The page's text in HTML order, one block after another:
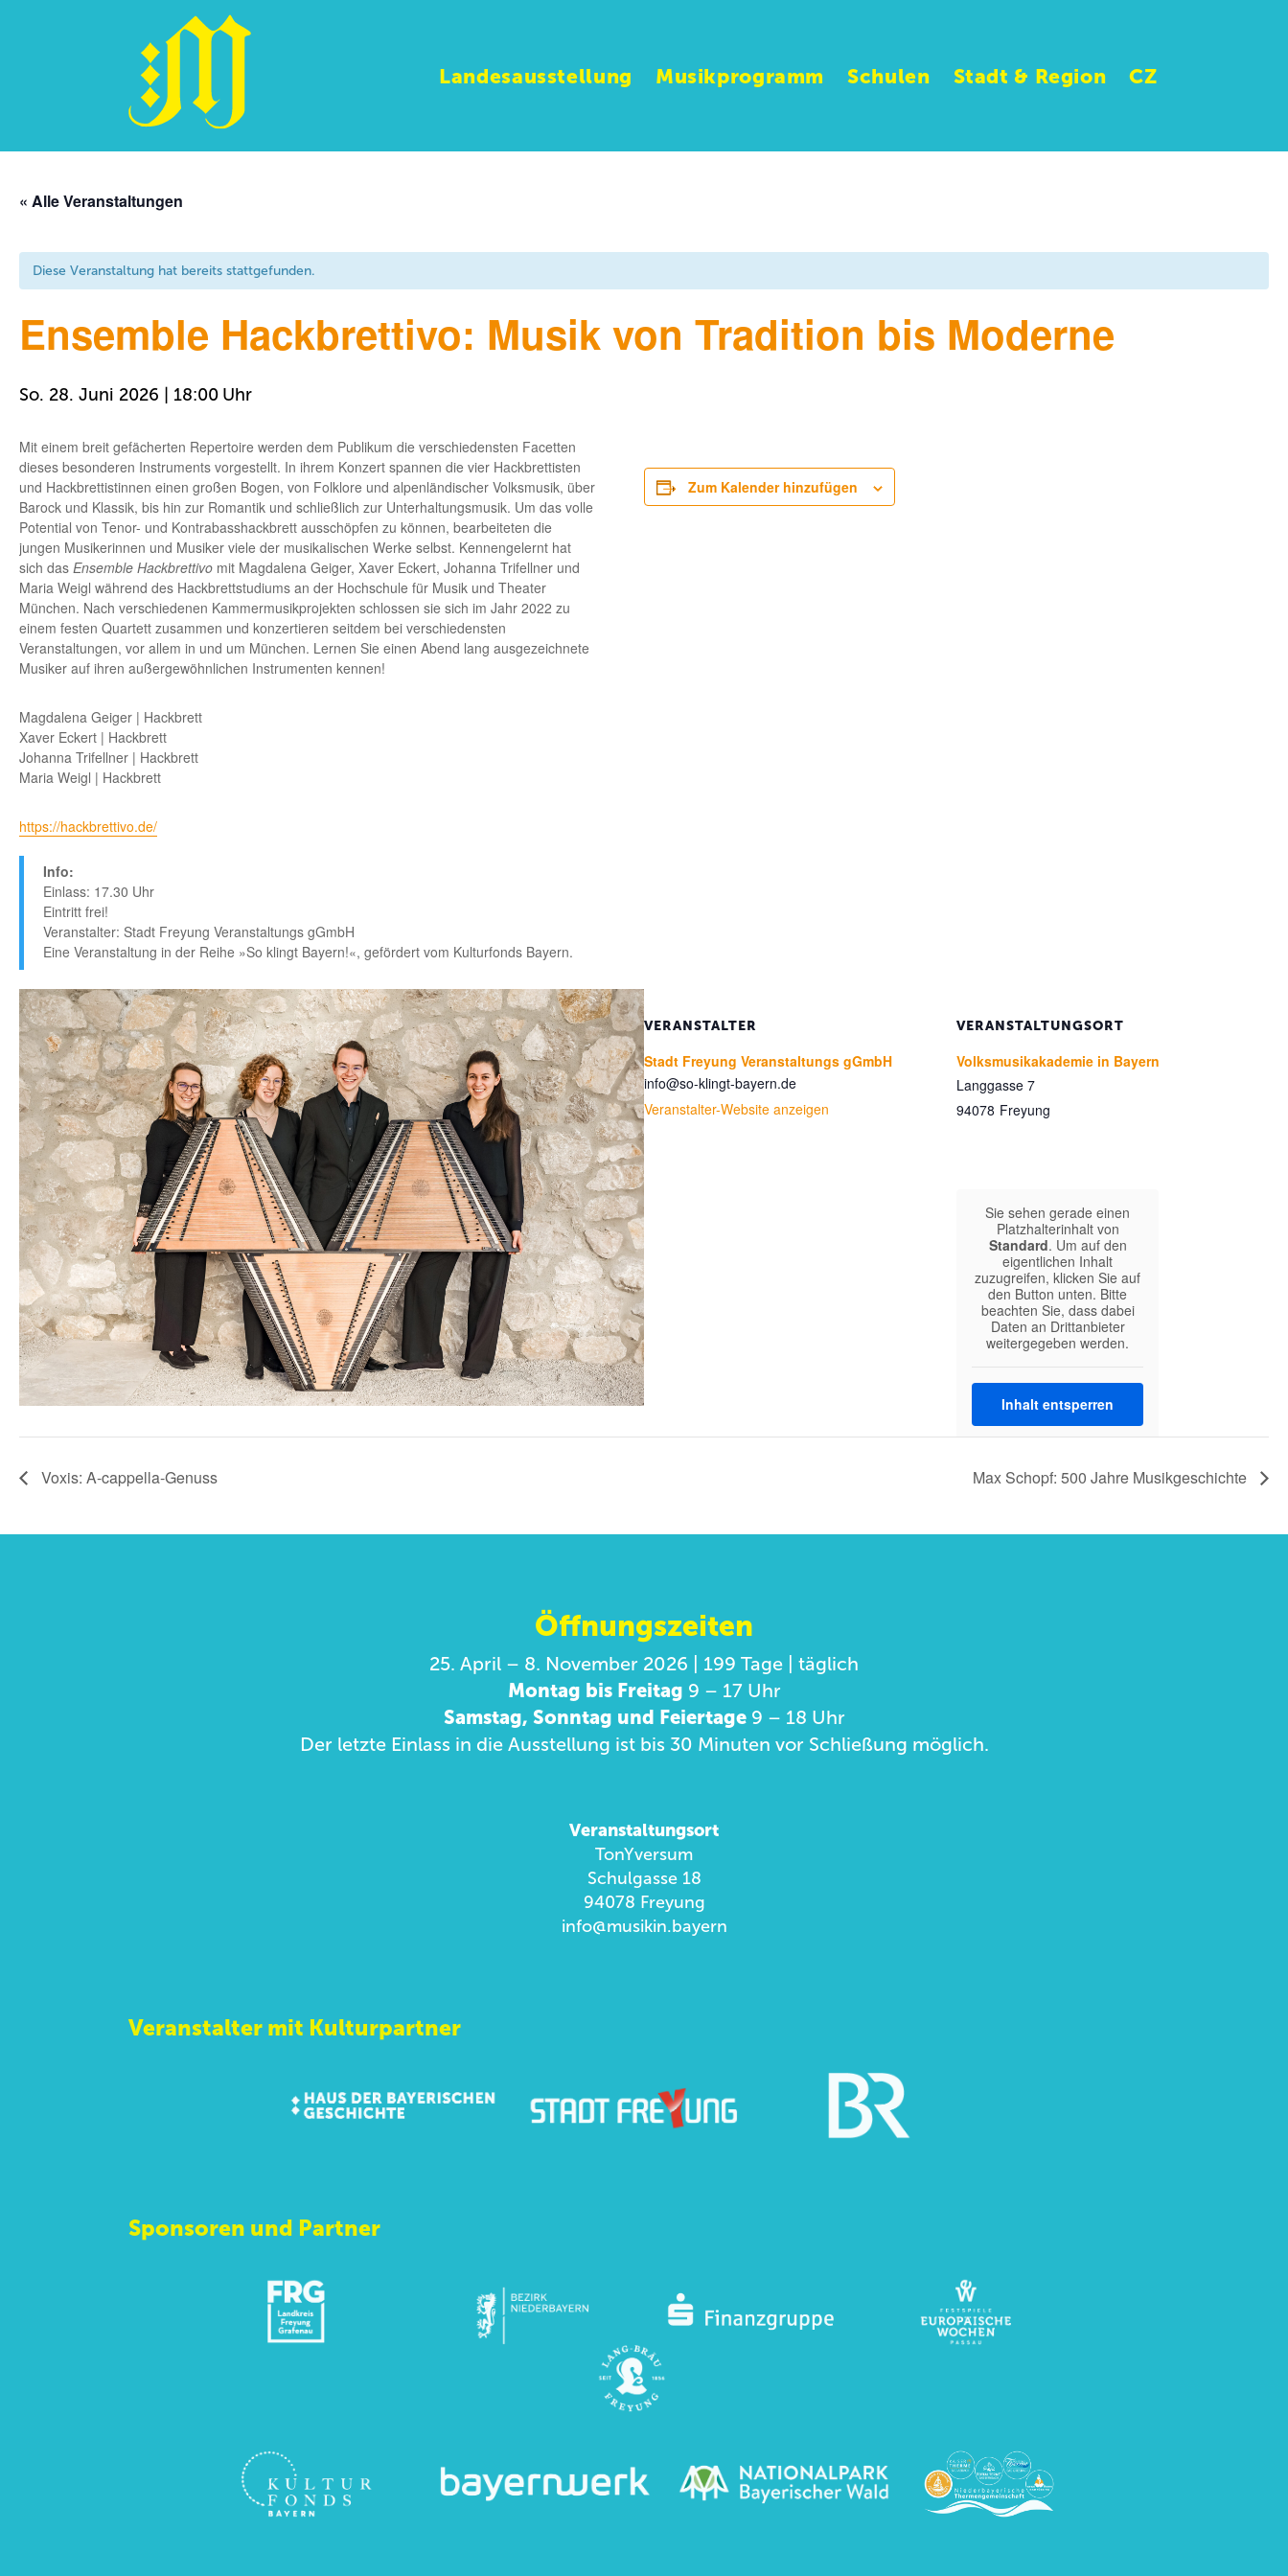
springen
Landesausstellung Musikprogramm Schulen Stadt & Region CZ
« Alle Veranstaltungen
Diese Veranstaltung hat bereits stattgefunden.
Ensemble Hackbrettivo: Musik von Tradition bis Moderne
So. 28. Juni 2026 | 18:00
Mit einem breit gefächerten Repertoire werden dem Publikum die verschiedensten Facetten
dieses besonderen Instruments vorgestellt. In ihrem Konzert spannen die vier Hackbrettisten
und Hackbrettistinnen einen großen Bogen, von Folklore und alpenländischer Volksmusik, über
Barock und Klassik, bis hin zur Romantik und schließlich zur Unterhaltungsmusik. Um das volle
Potential von Tenor- und Kontrabasshackbrett ausschöpfen zu können, bearbeiteten die
jungen Musikerinnen und Musiker viele der musikalischen Werke selbst. Kennengelernt hat
sich das Ensemble Hackbrettivo mit Magdalena Geiger, Xaver Eckert, Johanna Trifellner und
Maria Weigl während des Hackbrettstudiums an der Hochschule für Musik und Theater
München. Nach verschiedenen Kammermusikprojekten schlossen sie sich im Jahr 2022 zu
einem festen Quartett zusammen und konzertieren seitdem bei verschiedensten
Veranstaltungen, vor allem in und um München. Lernen Sie einen Abend lang ausgezeichnete
Musiker auf ihren außergewöhnlichen Instrumenten kennen!
Magdalena Geiger | Hackbrett
Xaver Eckert | Hackbrett
Johanna Trifellner | Hackbrett
Maria Weigl | Hackbrett
https://hackbrettivo.de/
Info:
Einlass: 17.30 Uhr
Eintritt frei!
Veranstalter: Stadt Freyung Veranstaltungs gGmbH
Eine Veranstaltung in der Reihe »So klingt Bayern!«, gefördert vom Kulturfonds Bayern.
Zum Kalender hinzufügen
VERANSTALTER
Stadt Freyung Veranstaltungs gGmbH
info@so-klingt-bayern.de
Veranstalter-Website anzeigen
VERANSTALTUNGSORT
Volksmusikakademie in Bayern
Langgasse 7
Freyung
94078
Sie sehen gerade einen
Platzhalterinhalt von
Standard. Um auf den
eigentlichen Inhalt
zuzugreifen, klicken Sie auf
den Button unten. Bitte
beachten Sie, dass dabei
Daten an Drittanbieter
weitergegeben werden.
Inhalt entsperren
Voxis: A-cappella-Genuss Max Schopf: 500 Jahre Musikgeschichte
Öffnungszeiten
25. April – 8. November 2026 | 199 Tage | täglich
Montag bis Freitag 9 – 17 Uhr
Samstag, Sonntag und Feiertage9 – 18 Uhr
Der letzte Einlass in die Ausstellung ist bis 30 Minuten vor Schließung möglich.
Veranstaltungsort
TonYversum
Schulgasse 18
94078 Freyung
info@musikin.bayern
Veranstalter mit Kulturpartner
Sponsoren und Partner